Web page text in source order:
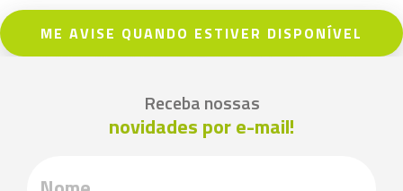
ME AVISE QUANDO ESTIVER DISPONÍVEL
Receba nossas
novidades por e-mail!